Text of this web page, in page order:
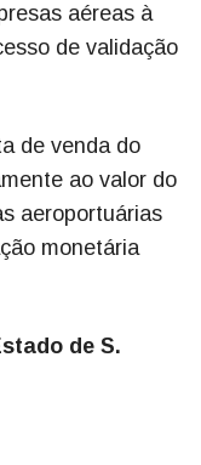
aéreas à
de validação
de venda do
ao valor do
aeroportuárias
monetária
de S.